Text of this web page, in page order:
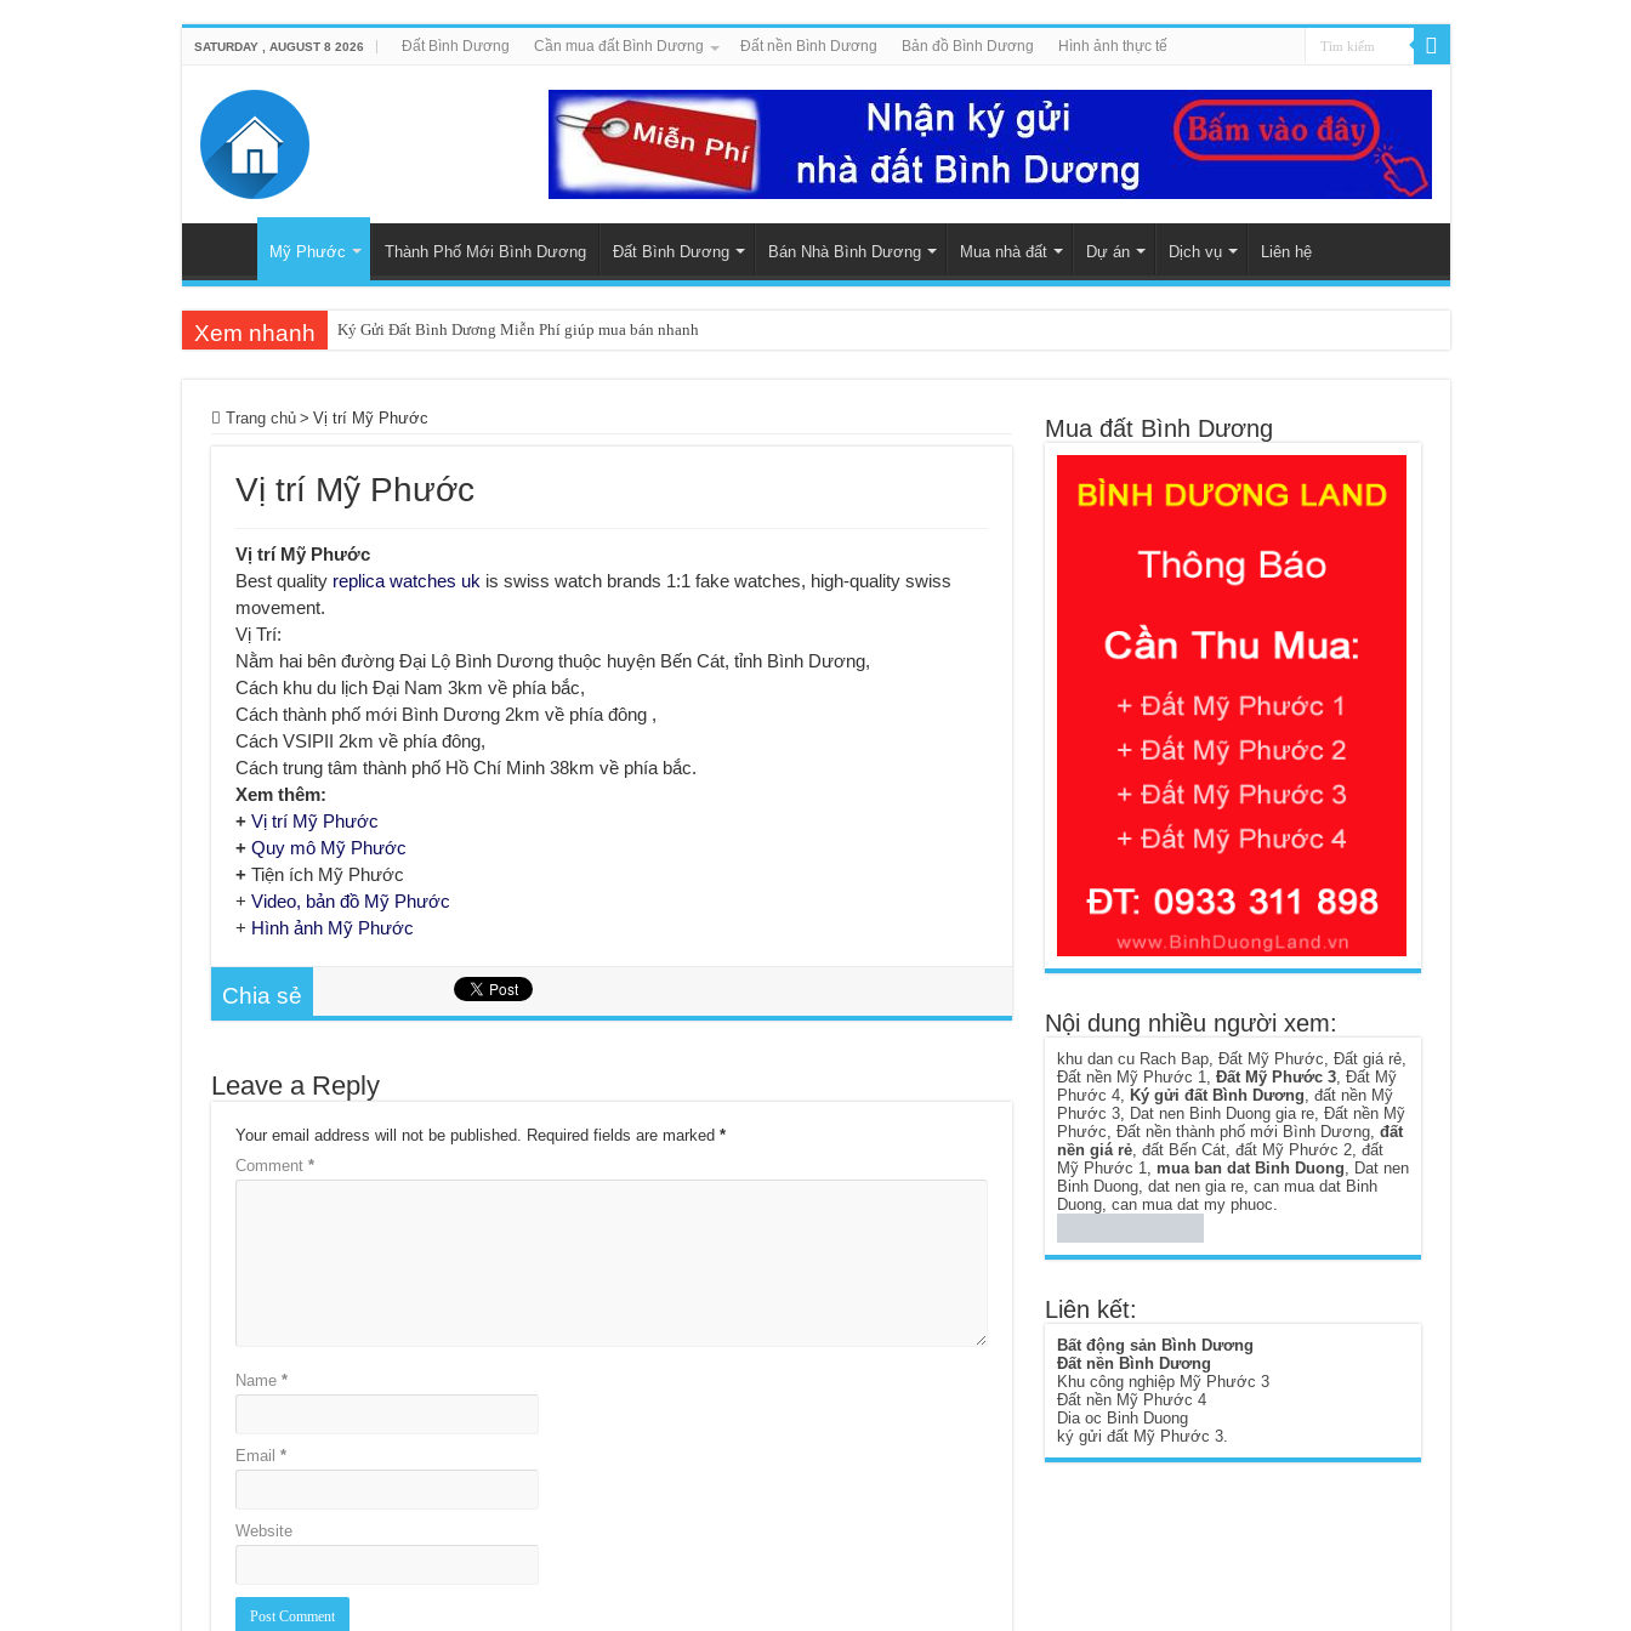
SATURDAY , AUGUST 8 2026 Đất Bình Dương Cần mua đất Bình Dương Đất nền Bình Dương Bản đồ Bình Dương Hình ảnh thực tế
Mỹ Phước Thành Phố Mới Bình Dương Đất Bình Dương Bán Nhà Bình Dương Mua nhà đất Dự án Dịch vụ Liên hệ
Xem nhanh Ký Gửi Đất Bình Dương Miễn Phí giúp mua bán nhanh
Mua bán – nhận kí gửi đất Tân Định, Thới Hòa – Bến Cát, Bình Dương giá cao, thanh toán trong ngày
Mua bán, nhận ký gửi nhà đất đường D4C Mỹ Phước 4, Thới Hòa, Bến Cát, Bình Dương
Đất Bình Dương giá rẻ khiến người mua bị sốc
Trang chủ > Vị trí Mỹ Phước
Vị trí Mỹ Phước
Vị trí Mỹ Phước
Best quality replica watches uk is swiss watch brands 1:1 fake watches, high-quality swiss
movement.
Vị Trí:
Nằm hai bên đường Đại Lộ Bình Dương thuộc huyện Bến Cát, tỉnh Bình Dương,
Cách khu du lịch Đại Nam 3km về phía bắc,
Cách thành phố mới Bình Dương 2km về phía đông ,
Cách VSIPII 2km về phía đông,
Cách trung tâm thành phố Hồ Chí Minh 38km về phía bắc.
Xem thêm:
+ Vị trí Mỹ Phước
+ Quy mô Mỹ Phước
+ Tiện ích Mỹ Phước
+ Video, bản đồ Mỹ Phước
+ Hình ảnh Mỹ Phước
Chia sẻ
Leave a Reply
Your email address will not be published. Required fields are marked *
Comment *
Name *
Email *
Website
Mua đất Bình Dương
Nội dung nhiều người xem:
khu dan cu Rach Bap, Đất Mỹ Phước Đất giá rẻ,
Đất nền Mỹ Phước 1
Đất Mỹ Phước 3, Đất Mỹ
Phước 4, Ký gửi đất Bình Dương đất nền Mỹ
Phước 3, Dat nen Binh Duong gia re, Đất nền Mỹ
Phước Đất nền thành phố mới Bình Dương, đất
nền giá rẻ, đất Bến Cát, đất Mỹ Phước 2, đất
Mỹ Phước 1
mua ban dat Binh Duong
Dat nen
Binh Duong, dat nen gia re, can mua dat Binh
Duong, can mua dat my phuoc
Liên kết:
Bất động sản Bình Dương
Đất nền Bình Dương
Khu công nghiệp Mỹ Phước 3
Đất nền Mỹ Phước 4
Dia oc Binh Duong
ký gửi đất Mỹ Phước 3.